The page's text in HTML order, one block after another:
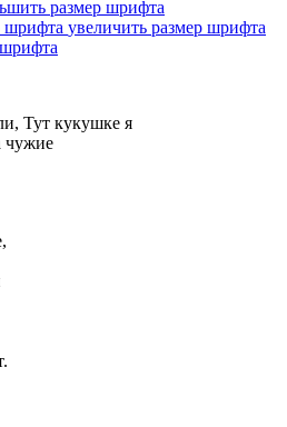
размер шрифта
увеличить размер шрифта
Тут кукушке я
чужие